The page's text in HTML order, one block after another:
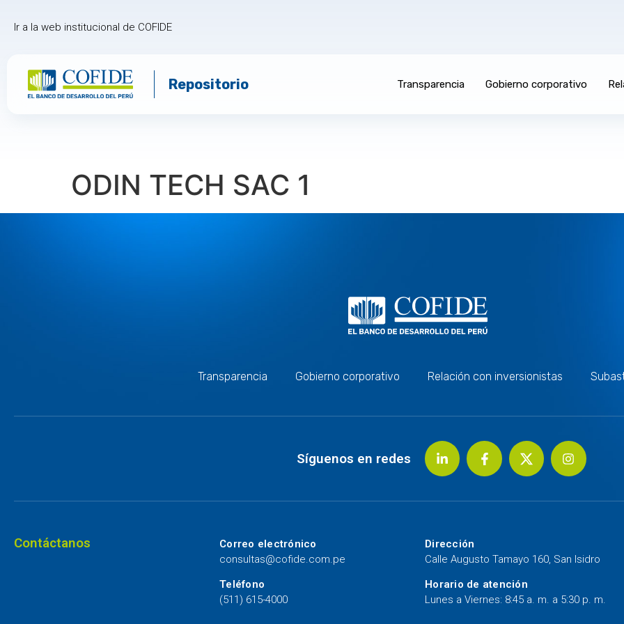
Ir a la web institucional de COFIDE
Repositorio Transparencia Gobierno corporativo
ODIN TECH SAC 1
Transparencia Gobierno corporativo Relación con inversionistas
Síguenos en redes
Contáctanos
Correo electrónico
consultas@cofide.com.pe
Teléfono
(511) 615-4000
Dirección
Calle Augusto Tamayo 160, San Isidro
Horario de atención
Lunes a Viernes: 8:45 a. m. a 5:30 p. m.